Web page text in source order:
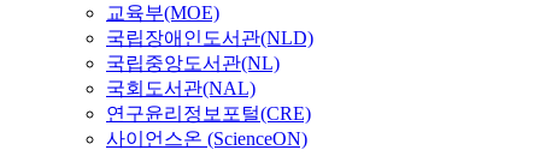
교육부(MOE)
국립장애인도서관(NLD)
국립중앙도서관(NL)
국회도서관(NAL)
연구윤리정보포털(CRE)
사이언스온 (ScienceON)